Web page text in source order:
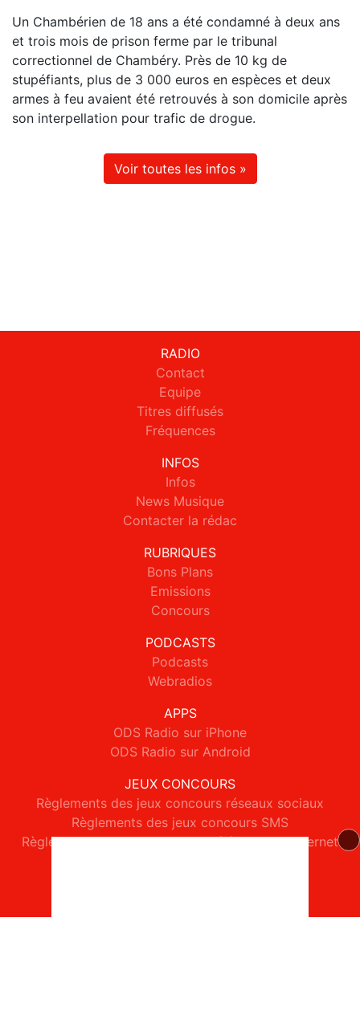
Un Chambérien de 18 ans a été condamné à deux ans
et trois mois de prison ferme par le tribunal
correctionnel de Chambéry. Près de 10 kg de
stupéfiants, plus de 3 000 euros en espèces et deux
armes à feu avaient été retrouvés à son domicile après
son interpellation pour trafic de drogue.
Voir toutes les infos »
RADIO
Contact
Equipe
Titres diffusés
Fréquences
INFOS
Infos
News Musique
Contacter la rédac
RUBRIQUES
Bons Plans
Emissions
Concours
PODCASTS
Podcasts
Webradios
APPS
ODS Radio sur iPhone
ODS Radio sur Android
JEUX CONCOURS
Règlements des jeux concours réseaux sociaux
Règlements des jeux concours SMS
Règlements des jeux concours téléphone et internet